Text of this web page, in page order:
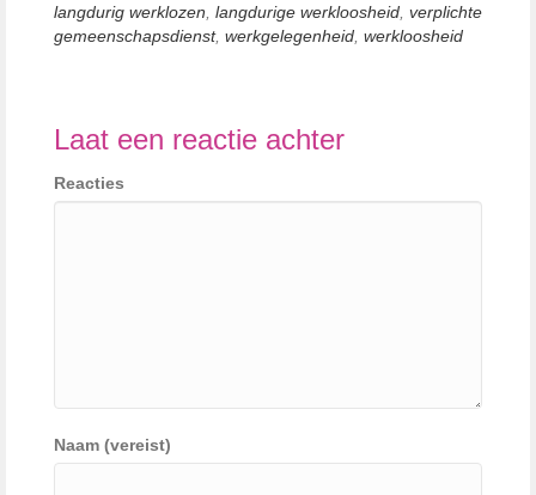
langdurig werklozen langdurige werkloosheid verplichte
gemeenschapsdienst, werkgelegenheid werkloosheid
Laat een reactie achter
Reacties
Naam (vereist)